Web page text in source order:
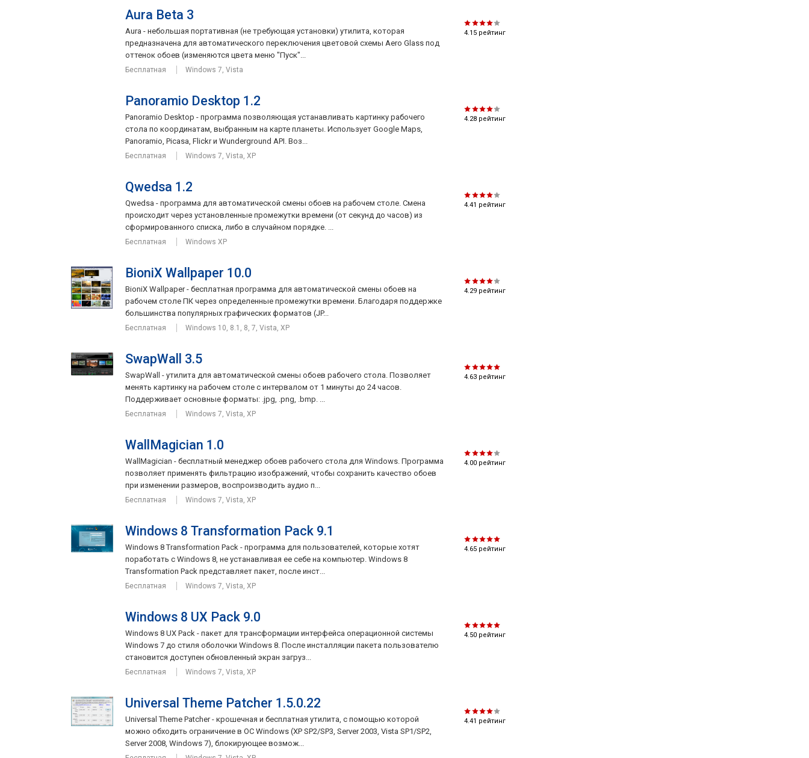
4.15 рейтинг
Aura Beta 3
Aura - небольшая портативная (не требующая установки) утилита, которая
предназначена для автоматического переключения цветовой схемы Aero Glass под
оттенок обоев (изменяются цвета меню "Пуск"...
Бесплатная Windows 7, Vista
4.28 рейтинг
Panoramio Desktop 1.2
Panoramio Desktop - программа позволяющая устанавливать картинку рабочего
стола по координатам, выбранным на карте планеты. Использует Google Maps,
Panoramio, Picasa, Flickr и Wunderground API. Воз...
Бесплатная Windows 7, Vista, XP
4.41 рейтинг
Qwedsa 1.2
Qwedsa - программа для автоматической смены обоев на рабочем столе. Смена
происходит через установленные промежутки времени (от секунд до часов) из
сформированного списка, либо в случайном порядке. ...
Бесплатная Windows XP
4.29 рейтинг
BioniX Wallpaper 10.0
BioniX Wallpaper - бесплатная программа для автоматической смены обоев на
рабочем столе ПК через определенные промежутки времени. Благодаря поддержке
большинства популярных графических форматов (JP...
Бесплатная Windows 10, 8.1, 8, 7, Vista, XP
4.63 рейтинг
SwapWall 3.5
SwapWall - утилита для автоматической смены обоев рабочего стола. Позволяет
менять картинку на рабочем столе с интервалом от 1 минуты до 24 часов.
Поддерживает основные форматы: .jpg, .png, .bmp. ...
Бесплатная Windows 7, Vista, XP
4.00 рейтинг
WallMagician 1.0
WallMagician - бесплатный менеджер обоев рабочего стола для Windows. Программа
позволяет применять фильтрацию изображений, чтобы сохранить качество обоев
при изменении размеров, воспроизводить аудио п...
Бесплатная Windows 7, Vista, XP
4.65 рейтинг
Windows 8 Transformation Pack 9.1
Windows 8 Transformation Pack - программа для пользователей, которые хотят
поработать с Windows 8, не устанавливая ее себе на компьютер. Windows 8
Transformation Pack представляет пакет, после инст...
Бесплатная Windows 7, Vista, XP
4.50 рейтинг
Windows 8 UX Pack 9.0
Windows 8 UX Pack - пакет для трансформации интерфейса операционной системы
Windows 7 до стиля оболочки Windows 8. После инсталляции пакета пользователю
становится доступен обновленный экран загруз...
Бесплатная Windows 7, Vista, XP
4.41 рейтинг
Universal Theme Patcher 1.5.0.22
Universal Theme Patcher - крошечная и бесплатная утилита, с помощью которой
можно обходить ограничение в ОС Windows (XP SP2/SP3, Server 2003, Vista SP1/SP2,
Server 2008, Windows 7), блокирующее возмож...